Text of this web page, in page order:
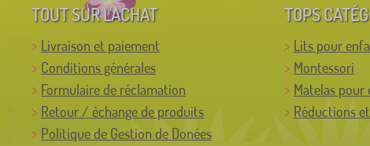
TOUT SUR L'ACHAT
Livraison et paiement
Conditions générales
Formulaire de réclamation
Retour / échange de produits
Politique de Gestion de Donées
TOPS
Lits pour
Montessori
Matelas pour
Réductions